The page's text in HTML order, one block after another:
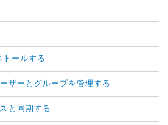
ールする
ザーとグループを管理する
と同期する